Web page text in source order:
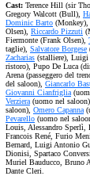
Cast: Terence Hill (sir
Gregory Walcott (Bull),
Dominic Barto (Monkey),
Olsen), Riccardo Pizzuti
Fiermonte (Frank Olsen),
taglie), Salvatore Borgese
Zacharias (stalliere), Luigi
ristoro), Pupo De Luca
Arena (passeggero del
del saloon), Giancarlo
Giovanni Cianfriglia
Verziera (uomo nel saloon),
saloon), Omero Capanna
Pevarello (uomo nel
Louis, Alessandro Sperlì,
Francois René, Furio
Bernard, Luigi Antonio
Dionisi, Spartaco
Muriel Bauducco, Bruno
Dante Cleri.